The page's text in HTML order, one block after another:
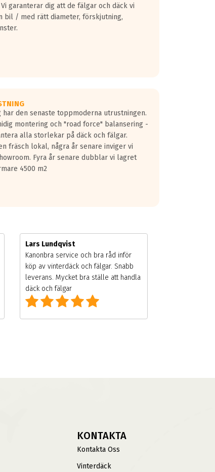
garanterar dig att de fälgar och däck vi
bil / med rätt diameter, förskjutning,
har den senaste toppmoderna utrustningen.
montering och "road force" balansering -
alla storlekar på däck och fälgar.
fräsch lokal, några år senare inviger vi
Fyra år senare dubblar vi lagret
4500 m2
Lars Lundqvist
Kanonbra service och bra råd inför
köp av vinterdäck och fälgar. Snabb
leverans. Mycket bra ställe att handla
däck och fälgar
KONTAKTA
Kontakta Oss
Vinterdäck